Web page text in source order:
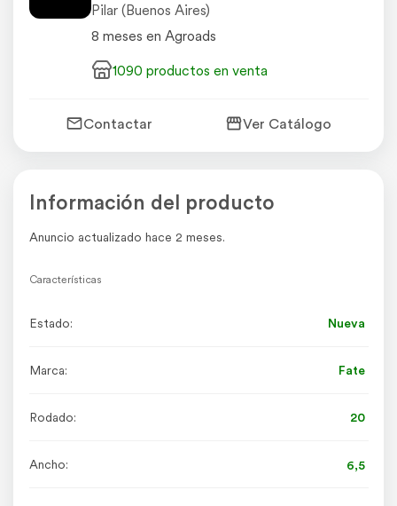
Pilar (Buenos Aires)
8 meses en Agroads
1090 productos en venta
Contactar Ver Catálogo
Información del producto
Anuncio actualizado hace 2 meses.
Características
Estado: Nueva
Marca: Fate
Rodado: 20
Ancho: 6,5